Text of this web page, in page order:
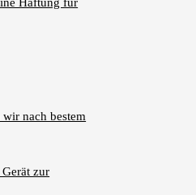
nach bestem
zur